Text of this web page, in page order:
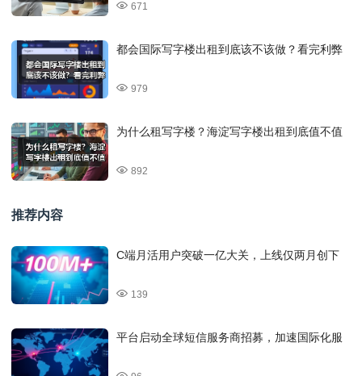
671
都会国际写字楼出租到底该不该做？看完利弊
979
为什么租写字楼？海淀写字楼出租到底值不值
892
推荐内容
C端月活用户突破一亿大关，上线仅两月创下
139
平台启动全球短信服务商招募，加速国际化服